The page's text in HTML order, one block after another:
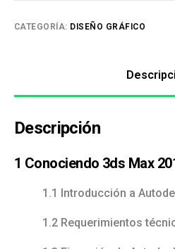
CATEGORÍA: DISEÑO GRÁFICO
Descripción
1 Conociendo 3ds Max
1.1 Introducción a
1.2 Requerimientos